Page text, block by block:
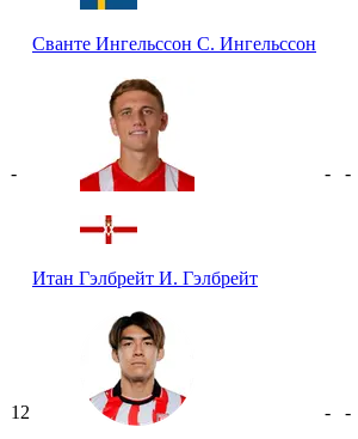
Сванте Ингельссон С. Ингельссон
-
Итан Гэлбрейт И. Гэлбрейт
- -
12 - -